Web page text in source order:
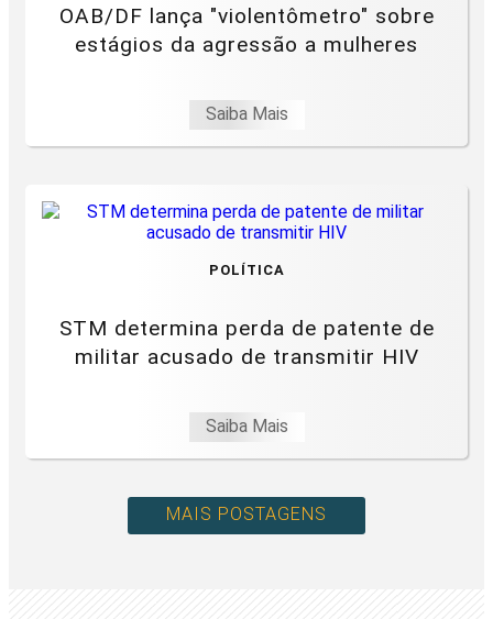
OAB/DF lança "violentômetro" sobre
estágios da agressão a mulheres
Saiba Mais
POLÍTICA
STM determina perda de patente de
militar acusado de transmitir HIV
Saiba Mais
MAIS POSTAGENS